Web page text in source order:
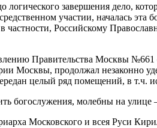
логического завершения дело,
участии, началась
частности, Российскому
Правительства Москвы
Москвы, продолжал незаконно
целый ряд помещений, в т.ч.
богослужения, молебны на
Московского и всея Руси